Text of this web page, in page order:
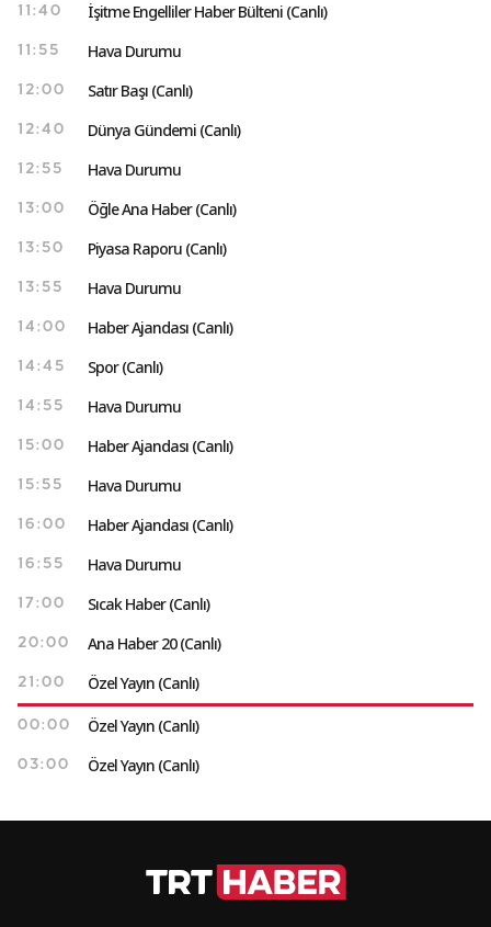
11:40 İşitme Engelliler Haber Bülteni (Canlı)
11:55 Hava Durumu
12:00 Satır Başı (Canlı)
12:40 Dünya Gündemi (Canlı)
12:55 Hava Durumu
13:00 Öğle Ana Haber (Canlı)
13:50 Piyasa Raporu (Canlı)
13:55 Hava Durumu
14:00 Haber Ajandası (Canlı)
14:45 Spor (Canlı)
14:55 Hava Durumu
15:00 Haber Ajandası (Canlı)
15:55 Hava Durumu
16:00 Haber Ajandası (Canlı)
16:55 Hava Durumu
17:00 Sıcak Haber (Canlı)
20:00 Ana Haber 20 (Canlı)
21:00 Özel Yayın (Canlı)
00:00 Özel Yayın (Canlı)
03:00 Özel Yayın (Canlı)